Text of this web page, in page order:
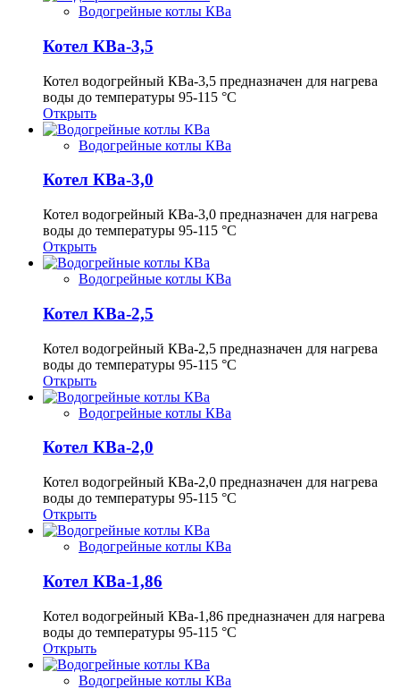
Водогрейные котлы КВа
Котел КВа-3,5
Котел водогрейный КВа-3,5 предназначен для нагрева
воды до температуры 95-115 °С
Открыть
Водогрейные котлы КВа
Котел КВа-3,0
Котел водогрейный КВа-3,0 предназначен для нагрева
воды до температуры 95-115 °С
Открыть
Водогрейные котлы КВа
Котел КВа-2,5
Котел водогрейный КВа-2,5 предназначен для нагрева
воды до температуры 95-115 °С
Открыть
Водогрейные котлы КВа
Котел КВа-2,0
Котел водогрейный КВа-2,0 предназначен для нагрева
воды до температуры 95-115 °С
Открыть
Водогрейные котлы КВа
Котел КВа-1,86
Котел водогрейный КВа-1,86 предназначен для нагрева
воды до температуры 95-115 °С
Открыть
Водогрейные котлы КВа